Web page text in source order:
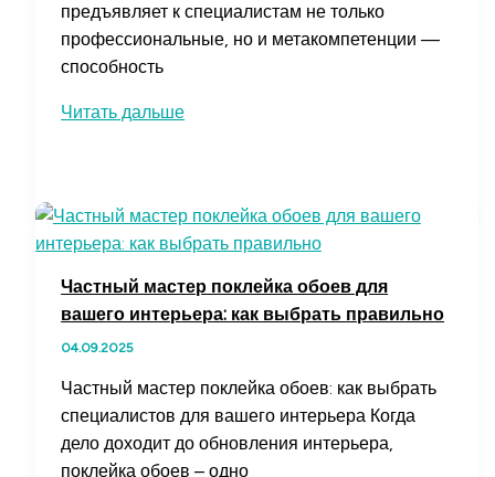
предъявляет к специалистам не только
профессиональные, но и метакомпетенции —
способность
Финансовая
успешную
карьеру
и
быстрее
Читать дальше
Частный мастер поклейка обоев для
вашего интерьера: как выбрать правильно
04.09.2025
Частный мастер поклейка обоев: как выбрать
специалистов для вашего интерьера Когда
дело доходит до обновления интерьера,
поклейка обоев – одно